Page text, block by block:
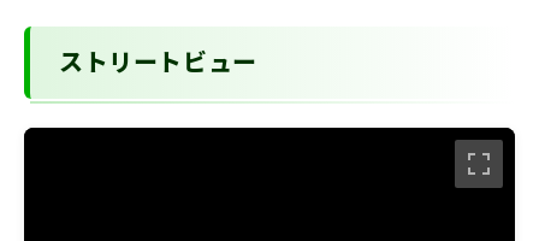
ストリートビュー